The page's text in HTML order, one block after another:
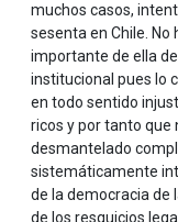
muchos casos,
sesenta en Chile. No
importante de ella
institucional pues lo
en todo sentido
ricos y por tanto
desmantelado
sistemáticamente
de la democracia de
de los resquicios